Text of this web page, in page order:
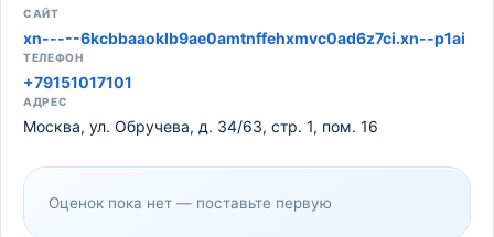
САЙТ
xn-----6kcbbaaoklb9ae0amtnffehxmvc0ad6z7ci.xn--p1ai
ТЕЛЕФОН
+79151017101
АДРЕС
Москва, ул. Обручева, д. 34/63, стр. 1, пом. 16
Оценок пока нет — поставьте первую